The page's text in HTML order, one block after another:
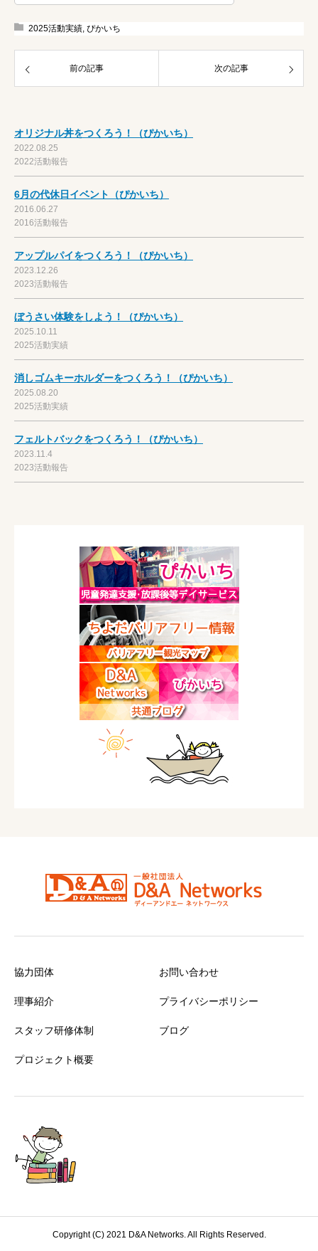
2025活動実績, ぴかいち
前の記事 次の記事
オリジナル丼をつくろう！（ぴかいち）
2022.08.25
2022活動報告
6月の代休日イベント（ぴかいち）
2016.06.27
2016活動報告
アップルパイをつくろう！（ぴかいち）
2023.12.26
2023活動報告
ぼうさい体験をしよう！（ぴかいち）
2025.10.11
2025活動実績
消しゴムキーホルダーをつくろう！（ぴかいち）
2025.08.20
2025活動実績
フェルトバックをつくろう！（ぴかいち）
2023.11.4
2023活動報告
協力団体
理事紹介
スタッフ研修体制
プロジェクト概要
お問い合わせ
プライバシーポリシー
ブログ
Copyright (C) 2021 D&A Networks. All Rights Reserved.